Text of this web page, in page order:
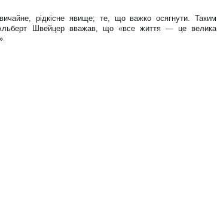
про
нов
рідкісне явище; те, що важко осягнути. Таким
Швейцер вважав, що «все життя — це велика